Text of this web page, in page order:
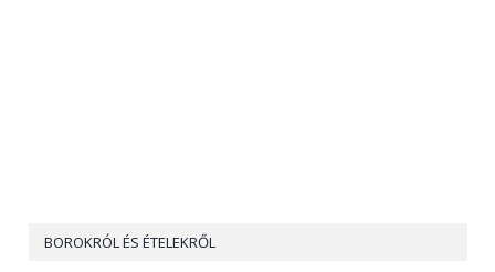
BOROKRÓL ÉS ÉTELEKRŐL